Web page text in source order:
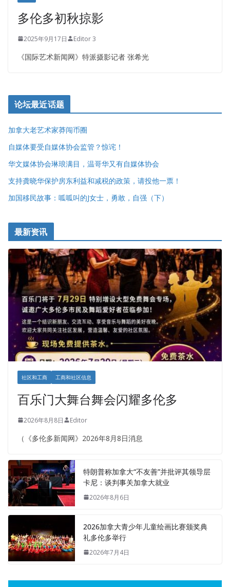
多伦多初秋掠影
2025年9月17日 Editor 3
《国际艺术新闻网》特派摄影记者 张希光
论坛最近话题
加拿大老艺术家莽闯币圈
自媒体要受自媒体协会监管？惊诧！
华文媒体协会琳琅满目，温哥华又有自媒体协会
支持龚晓华保护房东利益和减税的政策，请投他一票！
加国移民故事：呱呱叫的J女士，勇敢，自强（下）
最新资讯
社区和工商 工商和社区信息
百乐门大舞台舞会闪耀多伦多
2026年8月8日 Editor
（《多伦多新闻网》2026年8月8日消息
特朗普称加拿大“不友善”并批评其领导层
卡尼：谈判事关加拿大就业
2026年8月6日
2026加拿大青少年儿童绘画比赛颁奖典
礼多伦多举行
2026年7月4日